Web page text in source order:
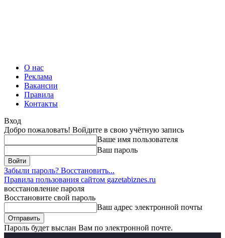
О нас
Реклама
Вакансии
Правила
Контакты
Вход
Добро пожаловать! Войдите в свою учётную запись
Ваше имя пользователя
Ваш пароль
Забыли пароль? Восстановить...
Правила пользования сайтом gazetabiznes.ru
восстановление пароля
Восстановите свой пароль
Ваш адрес электронной почты
Пароль будет выслан Вам по электронной почте.